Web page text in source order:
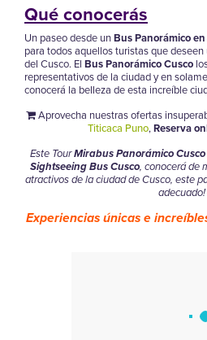
Qué conocerás
Un paseo desde unBus Panorámico
para todos aquellos turistas que
del Cusco. El Bus Panorámico Cusco
representativos de la ciudad y en
conocerá la belleza de esta increíble
Aprovecha nuestras ofertas
Titicaca Puno,Reserva
Este TourMirabus Panorámico Cusco
Sightseeing Bus Cusco, conocerá de
atractivos de la ciudad de Cusco, este
adecuado!
Experiencias únicas e